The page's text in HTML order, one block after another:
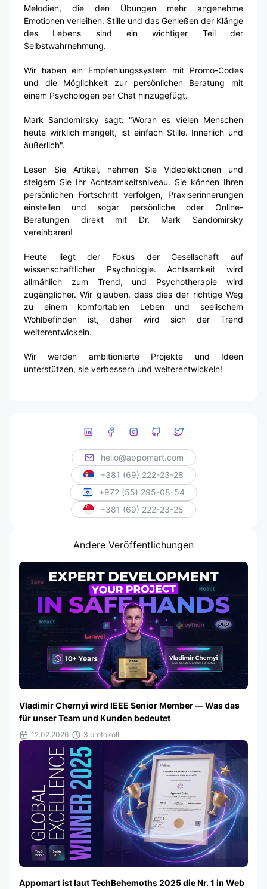
Melodien, die den Übungen mehr angenehme
Emotionen verleihen. Stille und das Genießen der Klänge
des Lebens sind ein wichtiger Teil der
Selbstwahrnehmung.
Wir haben ein Empfehlungssystem mit Promo-Codes
und die Möglichkeit zur persönlichen Beratung mit
einem Psychologen per Chat hinzugefügt.
Mark Sandomirsky sagt: "Woran es vielen Menschen
heute wirklich mangelt, ist einfach Stille. Innerlich und
äußerlich".
Lesen Sie Artikel, nehmen Sie Videolektionen und
steigern Sie Ihr Achtsamkeitsniveau. Sie können Ihren
persönlichen Fortschritt verfolgen, Praxiserinnerungen
einstellen und sogar persönliche oder Online-
Beratungen direkt mit Dr. Mark Sandomirsky
vereinbaren!
Heute liegt der Fokus der Gesellschaft auf
wissenschaftlicher Psychologie. Achtsamkeit wird
allmählich zum Trend, und Psychotherapie wird
zugänglicher. Wir glauben, dass dies der richtige Weg
zu einem komfortablen Leben und seelischem
Wohlbefinden ist, daher wird sich der Trend
weiterentwickeln.
Wir werden ambitionierte Projekte und Ideen
unterstützen, sie verbessern und weiterentwickeln!
Andere Veröffentlichungen
Vladimir Chernyi wird IEEE Senior Member — Was das
für unser Team und Kunden bedeutet
12.02.2026 3 protokoll
Appomart ist laut TechBehemoths 2025 die Nr. 1 in Web
hello@appomart.com
+381 (69) 222-23-28
+972 (55) 295-08-54
+381 (69) 222-23-28